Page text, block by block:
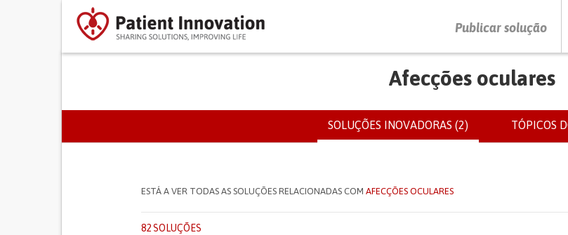
Publicar solução
PRESSIONE ENTER PARA PESQUISAR
Afecções oculares
SEPARADORES PRIMÁRIOSSOLUÇÕES INOVADORAS (2) (SEPARADOR
ATIVO)
TÓPICOS
ESTÁ A VER TODAS AS SOLUÇÕES RELACIONADAS COM AFECÇÕES OCULARES
82 SOLUÇÕES